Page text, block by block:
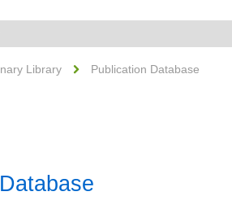
Library
Publication Database